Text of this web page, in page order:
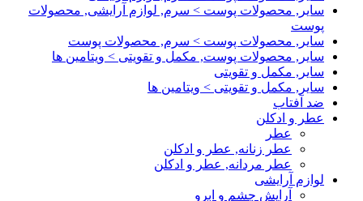
سایر, محصولات پوست > سرم, لوازم آرایشی, محصولات
پوست
سایر, محصولات پوست > سرم, محصولات پوست
سایر, محصولات پوست, مکمل و تقویتی > ویتامین ها
سایر, مکمل و تقویتی
سایر, مکمل و تقویتی > ویتامین ها
ضد آفتاب
عطر و ادکلن
عطر
عطر زنانه, عطر و ادکلن
عطر مردانه, عطر و ادکلن
لوازم آرایشی
آرایش چشم و ابرو